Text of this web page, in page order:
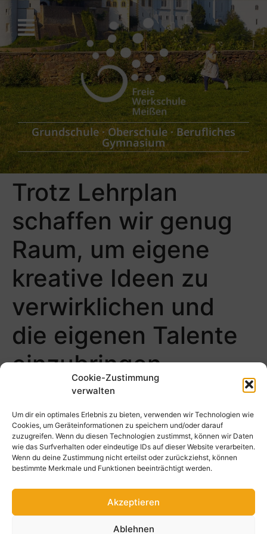
Cookie-Zustimmung
verwalten
Um dir ein optimales Erlebnis zu bieten, verwenden wir Technologien wie
Cookies, um Geräteinformationen zu speichern und/oder darauf
zuzugreifen. Wenn du diesen Technologien zustimmst, können wir Daten
wie das Surfverhalten oder eindeutige IDs auf dieser Website verarbeiten.
Wenn du deine Zustimmung nicht erteilst oder zurückziehst, können
bestimmte Merkmale und Funktionen beeinträchtigt werden.
Akzeptieren
Ablehnen
Grundschule∙Oberschule ∙ Berufliches
Gymnasium
Trotz Lehrplan
schaffen wir genug
Raum, um eigene
kreative Ideen zu
verwirklichen und
die eigenen Talente
einzubringen.
Kontakt
Schulanmeldung
Stellenangebote
News